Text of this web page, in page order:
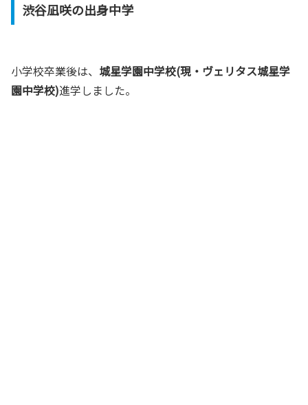
渋谷凪咲の出身中学
小学校卒業後は、 城星学園中学校(現・ヴェリタス城星学
園中学校)進学しました。